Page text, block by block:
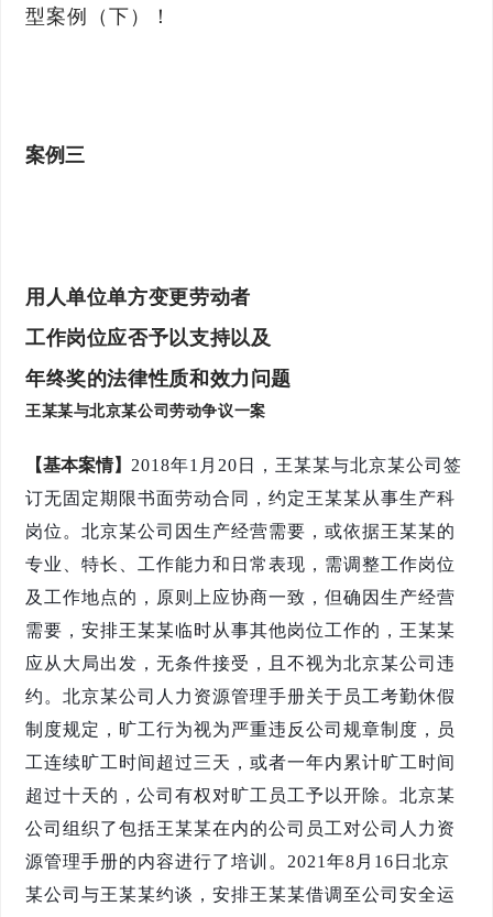
型案例（下）！
案例三
用人单位单方变更劳动者
工作岗位应否予以支持以及
年终奖的法律性质和效力问题
王某某与北京某公司劳动争议一案
【基本案情】 2018年1月20日，王某某与北京某公司签
订无固定期限书面劳动合同，约定王某某从事生产科
岗位。北京某公司因生产经营需要，或依据王某某的
专业、特长、工作能力和日常表现，需调整工作岗位
及工作地点的，原则上应协商一致，但确因生产经营
需要，安排王某某临时从事其他岗位工作的，王某某
应从大局出发，无条件接受，且不视为北京某公司违
约。北京某公司人力资源管理手册关于员工考勤休假
制度规定，旷工行为视为严重违反公司规章制度，员
工连续旷工时间超过三天，或者一年内累计旷工时间
超过十天的，公司有权对旷工员工予以开除。北京某
公司组织了包括王某某在内的公司员工对公司人力资
源管理手册的内容进行了培训。2021年8月16日北京
某公司与王某某约谈，安排王某某借调至公司安全运